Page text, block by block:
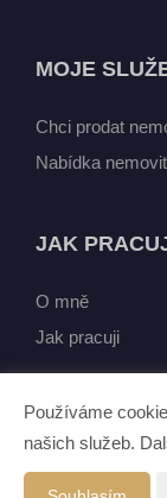
MOJE
Chci prodat
Nabídka
JAK
O mně
Jak pracuji
Vytvořeno
Používáme
našich služeb.